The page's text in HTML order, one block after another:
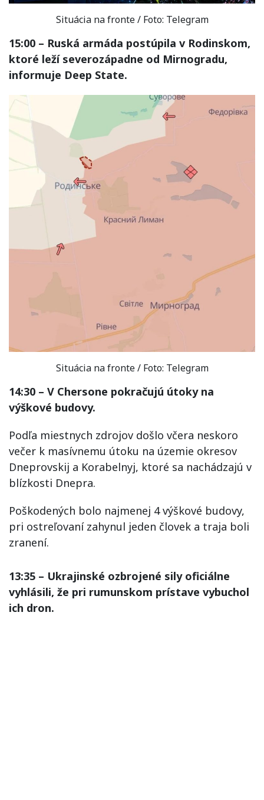
Situácia na fronte / Foto: Telegram
15:00 – Ruská armáda postúpila v Rodinskom,
ktoré leží severozápadne od Mirnogradu,
informuje Deep State.
Situácia na fronte / Foto: Telegram
14:30 – V Chersone pokračujú útoky na
výškové budovy.
Podľa miestnych zdrojov došlo včera neskoro
večer k masívnemu útoku na územie okresov
Dneprovskij a Korabelnyj, ktoré sa nachádzajú v
blízkosti Dnepra.
Poškodených bolo najmenej 4 výškové budovy,
pri ostreľovaní zahynul jeden človek a traja boli
zranení.
13:35 – Ukrajinské ozbrojené sily oficiálne
vyhlásili, že pri rumunskom prístave vybuchol
ich dron.